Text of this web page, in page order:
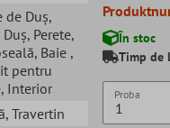
de Duș,
, Perete,
, Baie ,
pentru
, Interior
, Travertin
În stoc
Timp de
Proba